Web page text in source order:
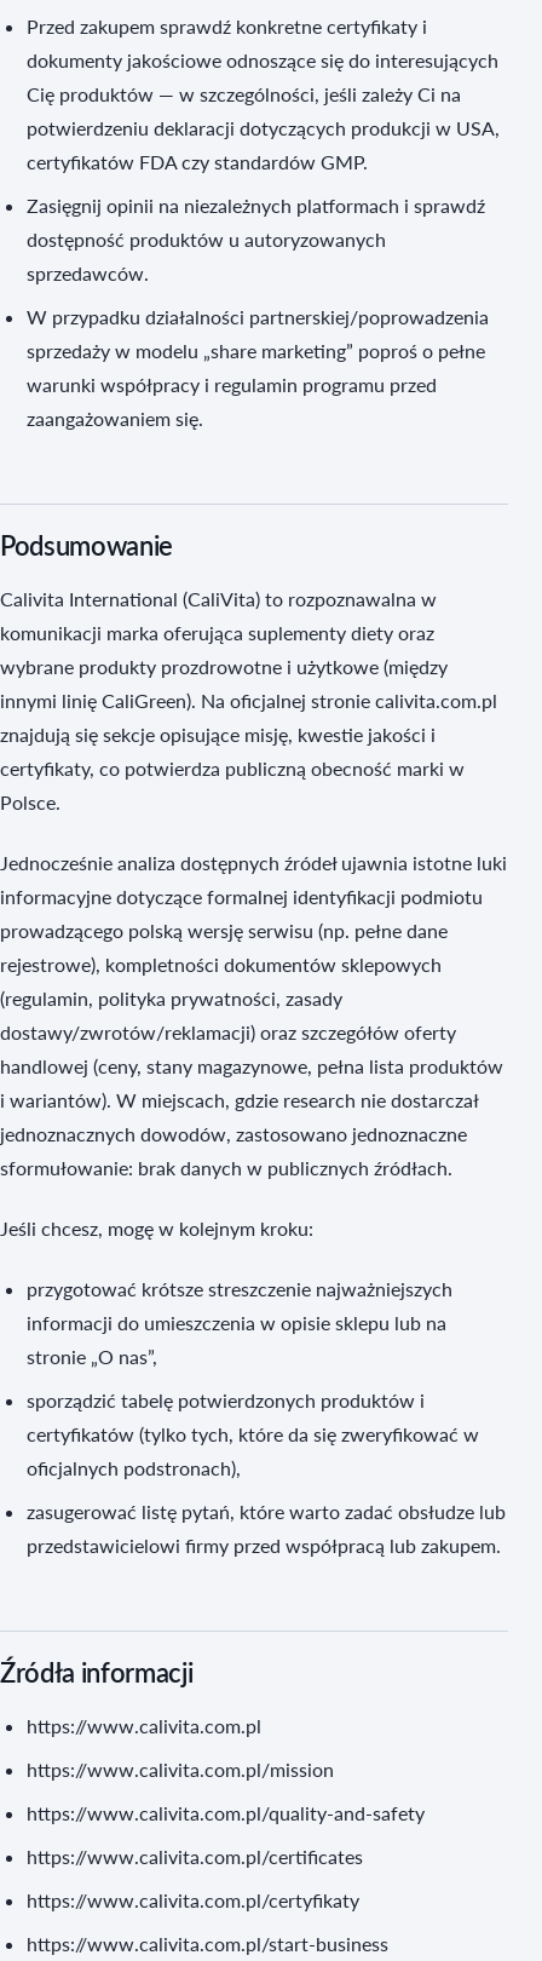
Przed zakupem sprawdź konkretne certyfikaty i
dokumenty jakościowe odnoszące się do interesujących
Cię produktów — w szczególności, jeśli zależy Ci na
potwierdzeniu deklaracji dotyczących produkcji w USA,
certyfikatów FDA czy standardów GMP.
Zasięgnij opinii na niezależnych platformach i sprawdź
dostępność produktów u autoryzowanych
sprzedawców.
W przypadku działalności partnerskiej/poprowadzenia
sprzedaży w modelu „share marketing” poproś o pełne
warunki współpracy i regulamin programu przed
zaangażowaniem się.
Podsumowanie
Calivita International (CaliVita) to rozpoznawalna w
komunikacji marka oferująca suplementy diety oraz
wybrane produkty prozdrowotne i użytkowe (między
innymi linię CaliGreen). Na oficjalnej stronie calivita.com.pl
znajdują się sekcje opisujące misję, kwestie jakości i
certyfikaty, co potwierdza publiczną obecność marki w
Polsce.
Jednocześnie analiza dostępnych źródeł ujawnia istotne luki
informacyjne dotyczące formalnej identyfikacji podmiotu
prowadzącego polską wersję serwisu (np. pełne dane
rejestrowe), kompletności dokumentów sklepowych
(regulamin, polityka prywatności, zasady
dostawy/zwrotów/reklamacji) oraz szczegółów oferty
handlowej (ceny, stany magazynowe, pełna lista produktów
i wariantów). W miejscach, gdzie research nie dostarczał
jednoznacznych dowodów, zastosowano jednoznaczne
sformułowanie: brak danych w publicznych źródłach.
Jeśli chcesz, mogę w kolejnym kroku:
przygotować krótsze streszczenie najważniejszych
informacji do umieszczenia w opisie sklepu lub na
stronie „O nas”,
sporządzić tabelę potwierdzonych produktów i
certyfikatów (tylko tych, które da się zweryfikować w
oficjalnych podstronach),
zasugerować listę pytań, które warto zadać obsłudze lub
przedstawicielowi firmy przed współpracą lub zakupem.
Źródła informacji
https://www.calivita.com.pl
https://www.calivita.com.pl/mission
https://www.calivita.com.pl/quality-and-safety
https://www.calivita.com.pl/certificates
https://www.calivita.com.pl/certyfikaty
https://www.calivita.com.pl/start-business